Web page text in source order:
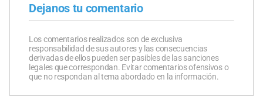
Dejanos tu comentario
Los comentarios realizados son de exclusiva
responsabilidad de sus autores y las consecuencias
derivadas de ellos pueden ser pasibles de las sanciones
legales que correspondan. Evitar comentarios ofensivos o
que no respondan al tema abordado en la información.